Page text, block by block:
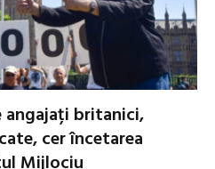
angajați britanici,
cer încetarea